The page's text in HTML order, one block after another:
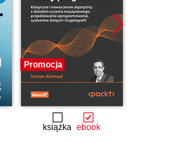
Promocja
książka ebook